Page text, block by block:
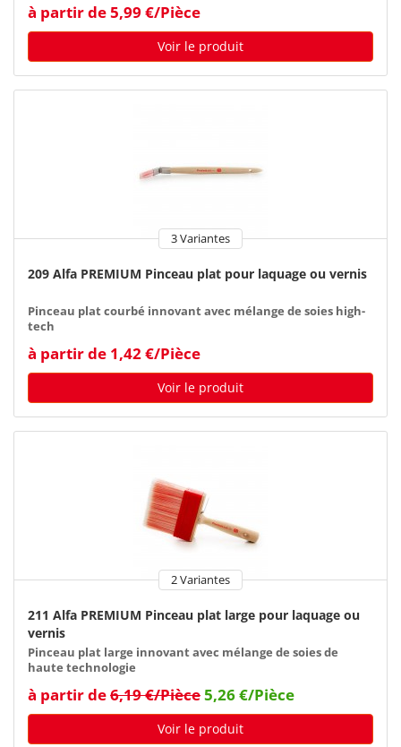
à partir de 5,99 €/Pièce
Voir le produit
3 Variantes
209 Alfa PREMIUM Pinceau plat pour laquage ou vernis
Pinceau plat courbé innovant avec mélange de soies high-
tech
à partir de 1,42 €/Pièce
Voir le produit
2 Variantes
211 Alfa PREMIUM Pinceau plat large pour laquage ou
vernis
Pinceau plat large innovant avec mélange de soies de
haute technologie
à partir de6,19 €/Pièce5,26 €/Pièce
Voir le produit